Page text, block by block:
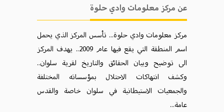
عن مركز معلومات وادي حلوة
مركز معلومات وادي حلوة... تأسس المركز الذي يحمل
اسم المنطقة التي يقع فيها عام 2009.. يهدف المركز
الی توضيح وبيان الحقائق والتاريخ لقرية سلوان..
وكشف انتهاكات الاحتلال بمؤسساته المختلفة
والجمعيات الاستيطانية في سلوان خاصة والقدس
عامة...